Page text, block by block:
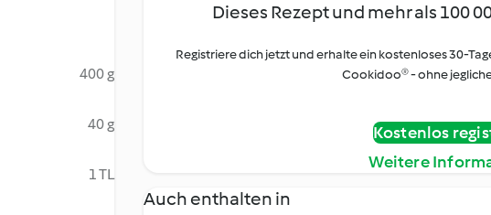
400 g
40 g
1 TL
Dieses Rezept und mehr als 100
Registriere dich jetzt und erhalte ein kostenloses 30-
Cookidoo® - ohne
Kostenlos
Weitere
Auch enthalten in